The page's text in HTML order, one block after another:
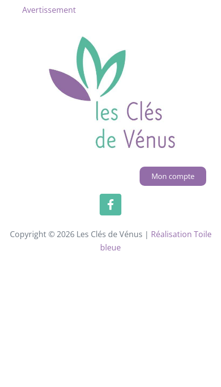
Avertissement
Mon compte
Copyright © 2026 Les Clés de Vénus | Réalisation Toile
bleue